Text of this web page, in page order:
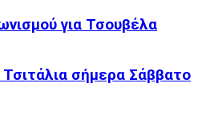
για Τσουβέλα
σήμερα Σάββατο